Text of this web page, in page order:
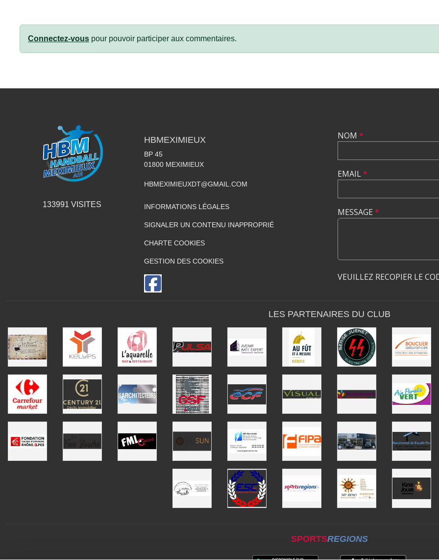
Connectez-vous pour pouvoir participer aux commentaires.
133991 VISITES
HBMEXIMIEUX
BP 45
01800 MEXIMIEUX
HBMEXIMIEUXDT@GMAIL.COM
INFORMATIONS LÉGALES
SIGNALER UN CONTENU INAPPROPRIÉ
CHARTE COOKIES
GESTION DES COOKIES
NOM *
EMAIL*
MESSAGE *
VEUILLEZ RECOPIER LE
LES PARTENAIRES DU CLUB
SPORTSREGIONS